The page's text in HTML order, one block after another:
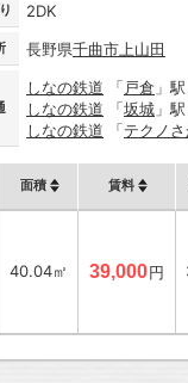
2DK
長野県千曲市 上山田
しなの鉄道 「戸倉 」
しなの鉄道 「坂城 」
しなの鉄道 「テクノさ
面積 賃料
40.04㎡ 39,000円